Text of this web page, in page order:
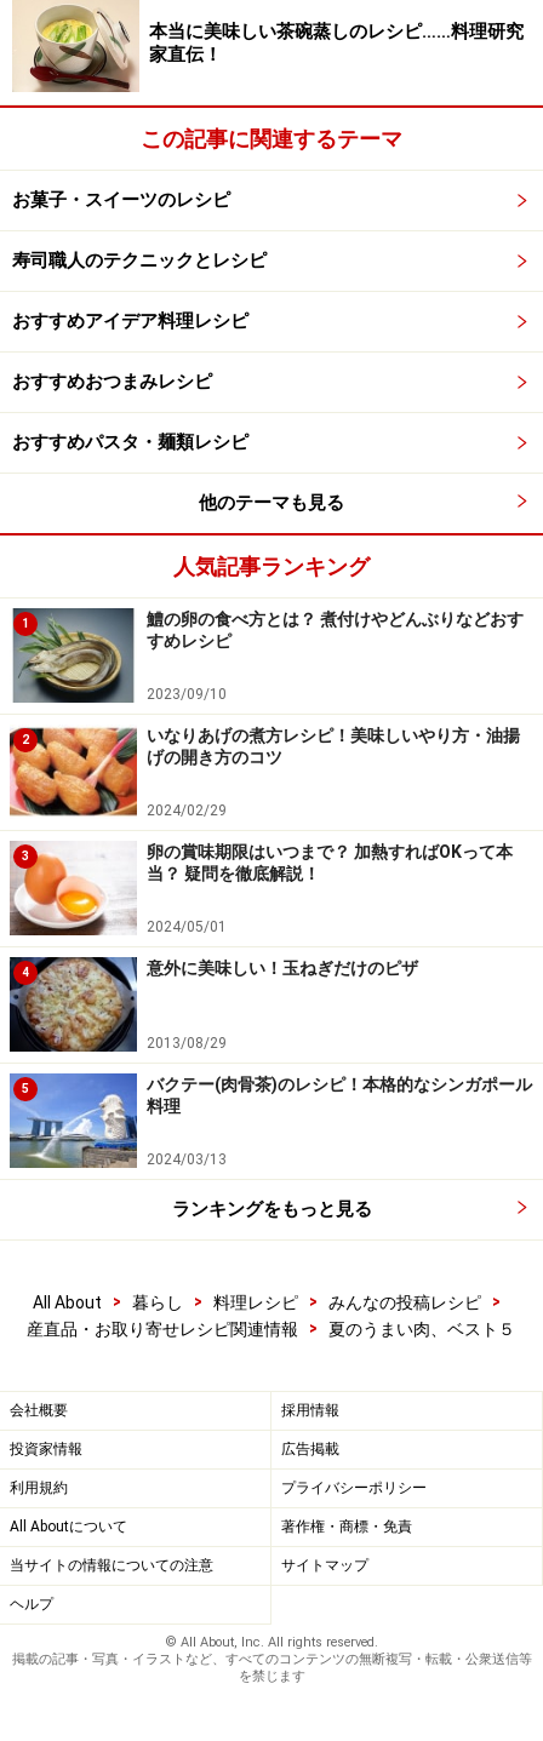
４位：純系名古屋コーチン
肉も美味ですが、内臓はさらに美味！
次のおすすめは、純系名古屋コーチン それもオスで
一般にデパートなどに流通している名古屋コーチンはメ
オスの十倍以上なので、どうしても、一般に流通するの
はメスになります。
その点、オスは肉質がしまり、赤身の美味さが引き立ち
ます。特にもも肉の味わいは格別です。上質な赤身は刺
後を引くうまさです。一般流通しないオスこそ、産直で
取り寄せる価値があります。
もちろん、内臓（レバー・ハツ・砂肝・きんかん等）が
絶品です。鶏くささとは無縁です。
さっと炙る程度。つまりレアが美味です。
３位：豚王
分厚い骨付きロース グリルが一番！
３番目のおすすめは、豚王という乳酸菌を飼育に多用す
る豚です。
特にその骨付きロースであるクラウンロースは格別で
す。分厚い塊の骨付き肉。これをBBQにしたら、本当に
BBQでなくとも、厚手のグリルパンでじっくりと焼け
トライクゾーンが広い肉と言えます。
本当に美味しい茶碗蒸しのレシピ……料理研究
家直伝！
この記事に関連するテーマ
お菓子・スイーツのレシピ
寿司職人のテクニックとレシピ
おすすめアイデア料理レシピ
おすすめおつまみレシピ
おすすめパスタ・麺類レシピ
他のテーマも見る
人気記事ランキング
1
鱧の卵の食べ方とは？ 煮付けやどんぶりなどおす
すめレシピ
2023/09/10
2
いなりあげの煮方レシピ！美味しいやり方・油揚
げの開き方のコツ
2024/02/29
3
卵の賞味期限はいつまで？ 加熱すればOKって本
当？ 疑問を徹底解説！
2024/05/01
4 意外に美味しい！玉ねぎだけのピザ
2013/08/29
5
バクテー(肉骨茶)のレシピ！本格的なシンガポール
料理
2024/03/13
ランキングをもっと見る
All About > 暮らし > 料理レシピ > みんなの投稿レシピ
>
産直品・お取り寄せレシピ関連情報
> 夏のうまい肉、ベスト５
会社概要 採用情報
投資家情報 広告掲載
利用規約 プライバシーポリシー
All Aboutについて 著作権・商標・免責
当サイトの情報についての注意 サイトマップ
ヘルプ
© All About, Inc. All rights reserved.
掲載の記事・写真・イラストなど、すべてのコンテンツの無断複写・転載・公衆送信等
を禁じます